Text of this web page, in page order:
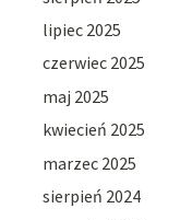
lipiec 2025
czerwiec 2025
maj 2025
kwiecień 2025
marzec 2025
sierpień 2024